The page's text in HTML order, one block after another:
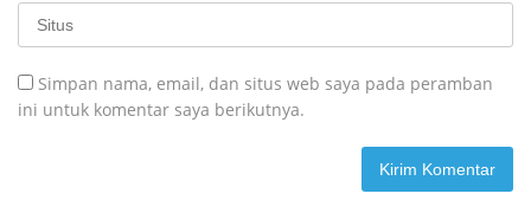
Simpan nama, email, dan situs web saya pada peramban
ini untuk komentar saya berikutnya.